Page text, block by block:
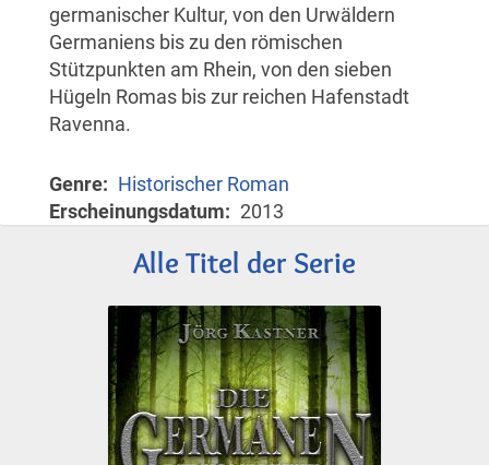
germanischer Kultur, von den Urwäldern
Germaniens bis zu den römischen
Stützpunkten am Rhein, von den sieben
Hügeln Romas bis zur reichen Hafenstadt
Ravenna.
Genre
Historischer Roman
Erscheinungsdatum
2013
Alle Titel der Serie